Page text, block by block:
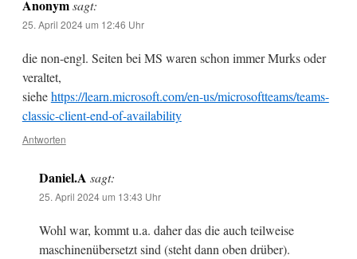
Anonym sagt:
25. April 2024 um 12:46 Uhr
die non-engl. Seiten bei MS waren schon immer Murks oder
veraltet,
siehehttps://learn.microsoft.com/en-us/microsoftteams/teams-
classic-client-end-of-availability
Antworten
Daniel.A sagt:
25. April 2024 um 13:43 Uhr
Wohl war, kommt u.a. daher das die auch teilweise
maschinenübersetzt sind (steht dann oben drüber).